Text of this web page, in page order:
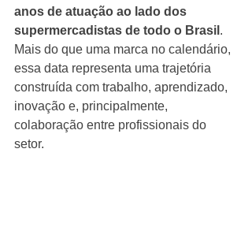
anos de atuação ao lado dos
supermercadistas de todo o Brasil .
Mais do que uma marca no calendário,
essa data representa uma trajetória
construída com trabalho, aprendizado,
inovação e, principalmente,
colaboração entre profissionais do
setor.